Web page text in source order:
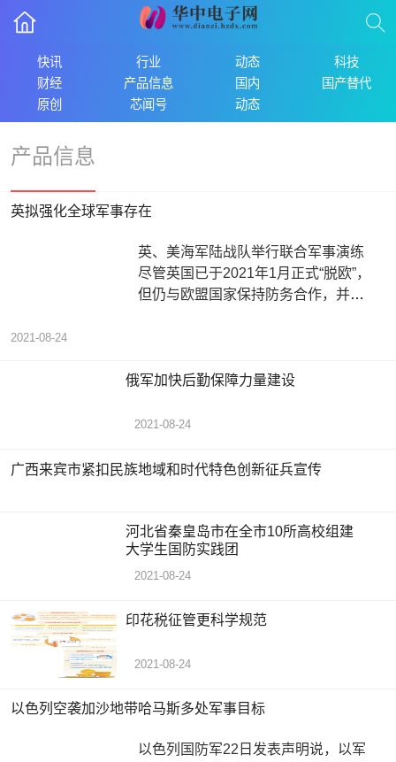
快讯 行业 动态
科技
财经
产品信息 国内
国产替代
原创
芯闻号 动态
产品信息
英拟强化全球军事存在
英、美海军陆战队举行联合军事演练
尽管英国已于2021年1月正式“脱欧”，
但仍与欧盟国家保持防务合作，并紧
2021-08-24
俄军加快后勤保障力量建设
2021-08-24
广西来宾市紧扣民族地域和时代特色创新征兵宣传
河北省秦皇岛市在全市10所高校组建
大学生国防实践团
2021-08-24
印花税征管更科学规范
2021-08-24
以色列空袭加沙地带哈马斯多处军事目标
以色列国防军22日发表声明说，以军